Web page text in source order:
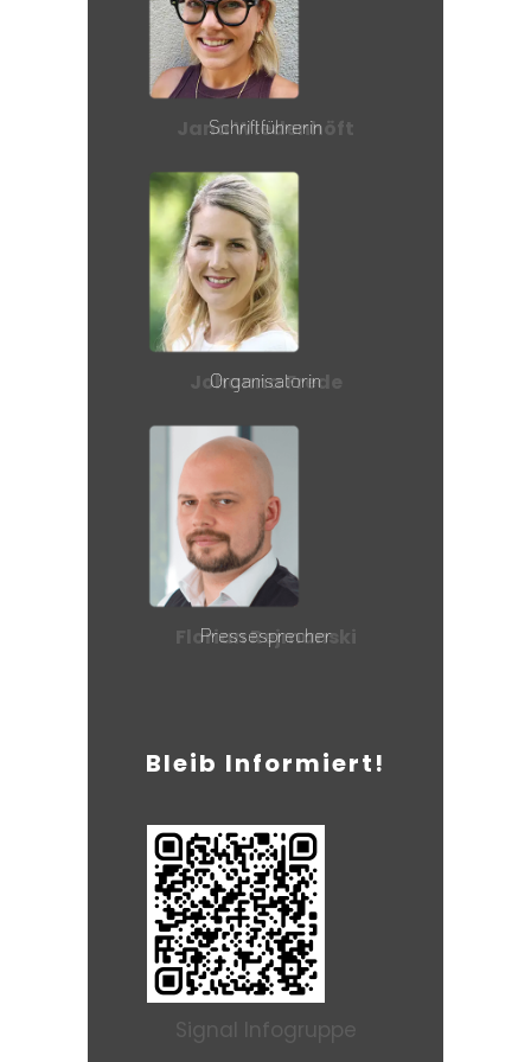
Jana Wiedenhöft
Schriftführerin
Johanna Frede
Organisatorin
Florian Rejmanski
Pressesprecher
Bleib Informiert!
Signal Infogruppe